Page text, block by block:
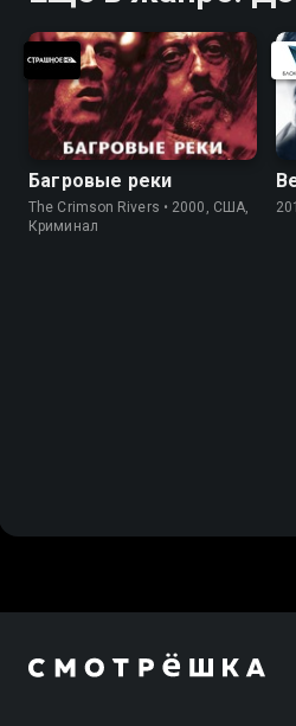
Багровые реки
The Crimson Rivers • 2000, США,
Криминал